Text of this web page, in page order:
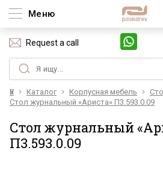
Меню
Request a call
Үй Каталог Корпусная мебель
Стол журнальный «Ариста» П3.593.0.09
Стол журнальный
П3.593.0.09